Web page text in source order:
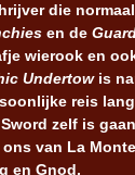
die
en de
wierook en
Undertowis
reis
zelf is
van La
en Gnod.